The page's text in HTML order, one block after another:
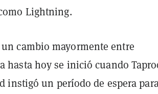
Lightning.
cambio mayormente entre
hasta hoy se inició cuando
instigó un período de espera